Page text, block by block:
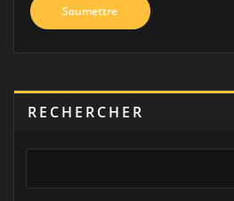
RECHERCHER